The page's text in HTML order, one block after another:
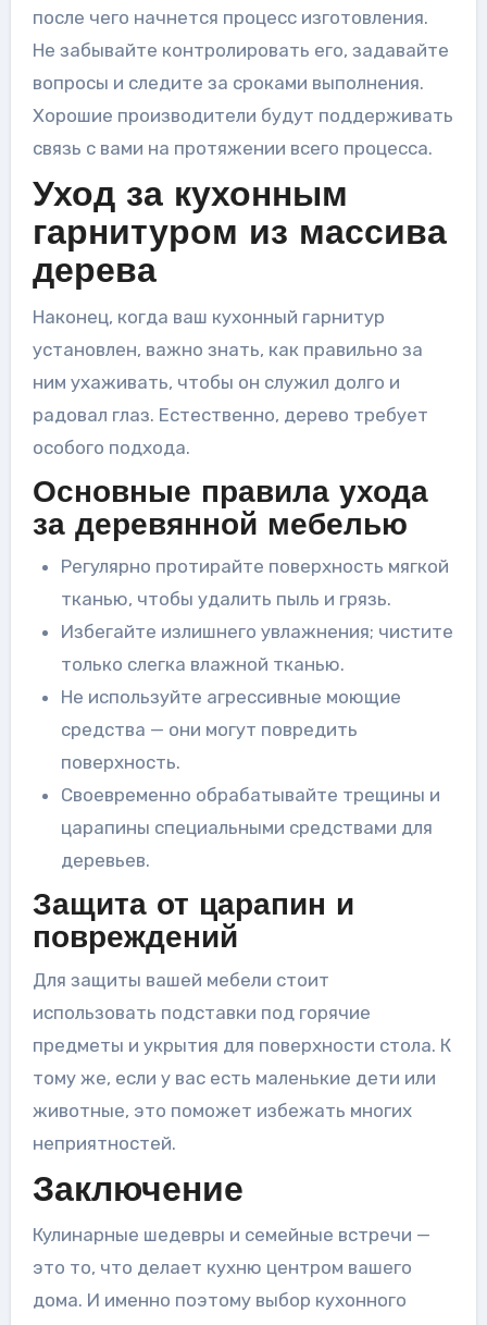
после чего начнется процесс изготовления.
Не забывайте контролировать его, задавайте
вопросы и следите за сроками выполнения.
Хорошие производители будут поддерживать
связь с вами на протяжении всего процесса.
Уход за кухонным
гарнитуром из массива
дерева
Наконец, когда ваш кухонный гарнитур
установлен, важно знать, как правильно за
ним ухаживать, чтобы он служил долго и
радовал глаз. Естественно, дерево требует
особого подхода.
Основные правила ухода
за деревянной мебелью
Регулярно протирайте поверхность мягкой
тканью, чтобы удалить пыль и грязь.
Избегайте излишнего увлажнения; чистите
только слегка влажной тканью.
Не используйте агрессивные моющие
средства — они могут повредить
поверхность.
Своевременно обрабатывайте трещины и
царапины специальными средствами для
деревьев.
Защита от царапин и
повреждений
Для защиты вашей мебели стоит
использовать подставки под горячие
предметы и укрытия для поверхности стола. К
тому же, если у вас есть маленькие дети или
животные, это поможет избежать многих
неприятностей.
Заключение
Кулинарные шедевры и семейные встречи —
это то, что делает кухню центром вашего
дома. И именно поэтому выбор кухонного